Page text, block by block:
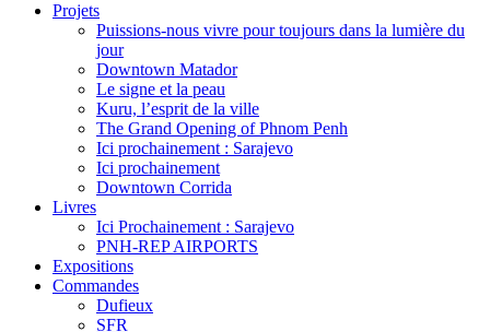
Projets
Puissions-nous vivre pour toujours dans la lumière du
jour
Downtown Matador
Le signe et la peau
Kuru, l’esprit de la ville
The Grand Opening of Phnom Penh
Ici prochainement : Sarajevo
Ici prochainement
Downtown Corrida
Livres
Ici Prochainement : Sarajevo
PNH-REP AIRPORTS
Expositions
Commandes
Dufieux
SFR